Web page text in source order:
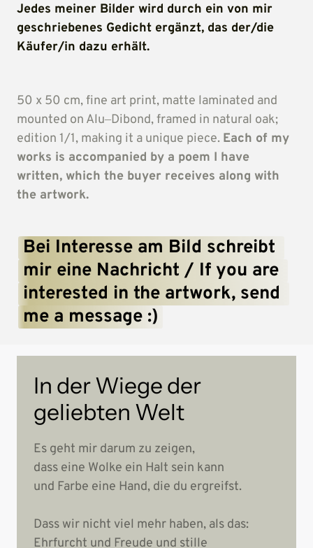
Jedes meiner Bilder wird durch ein von
geschriebenes Gedicht ergänzt, das
Käufer/in dazu erhält.
50 x 50 cm, fine art print, matte laminated
mounted on Alu‒Dibond, framed in natural
edition 1/1, making it a unique piece. Each of
works is accompanied by a poem I
written, which the buyer receives along
the artwork.
Bei Interesse am Bild
mir eine Nachricht / If you
are
interested in the artwork,
me a message :)
In der Wiege der
geliebten Welt
Es geht mir darum zu zeigen,
dass eine Wolke ein Halt sein kann
und Farbe eine Hand, die du ergreifst.
Dass wir nicht viel mehr haben, als das:
Ehrfurcht und Freude und stille